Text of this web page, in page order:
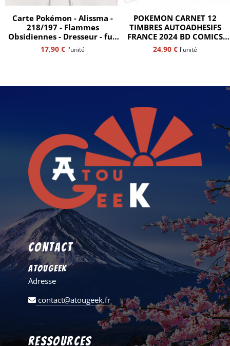
Carte Pokémon - Alissma -
218/197 - Flammes
Obsidiennes - Dresseur - full
art - ultra rare - fr
17,90 € l'unité
POKEMON CARNET 12
TIMBRES AUTOADHESIFS
FRANCE 2024 BD COMICS
SALON neuf** MNH
24,90 € l'unité
Contact
AtouGeek
Adresse
contact@atougeek.fr
Ressources